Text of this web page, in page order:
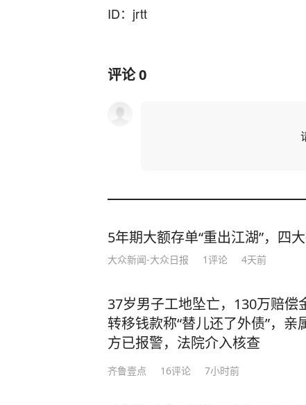
ID：jrtt
评论0
5年期大额存单“重出江湖”，四
大众新闻-大众日报 1评论 4天前
37岁男子工地坠亡，130万赔偿
转移钱款称“替儿还了外债”，亲
方已报警，法院介入核查
齐鲁壹点 16评论 7小时前